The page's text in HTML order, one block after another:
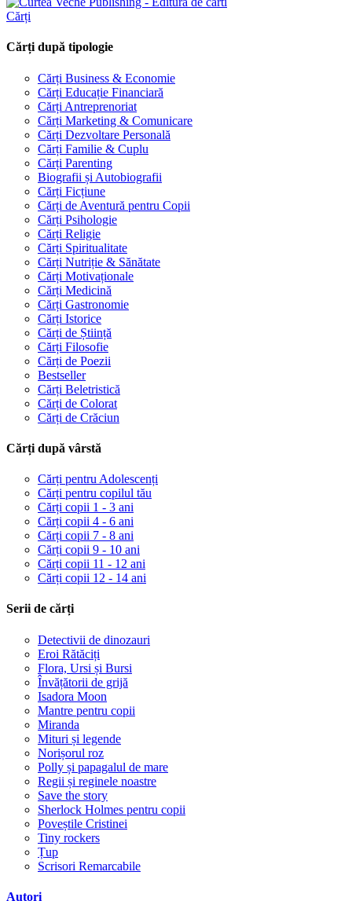
Cărți
Cărți după tipologie
Cărți Business & Economie
Cărți Educație Financiară
Cărți Antreprenoriat
Cărți Marketing & Comunicare
Cărți Dezvoltare Personală
Cărți Familie & Cuplu
Cărți Parenting
Biografii și Autobiografii
Cărți Ficțiune
Cărți de Aventură pentru Copii
Cărți Psihologie
Cărți Religie
Cărți Spiritualitate
Cărți Nutriție & Sănătate
Cărți Motivaționale
Cărți Medicină
Cărți Gastronomie
Cărți Istorice
Cărți de Știință
Cărți Filosofie
Cărți de Poezii
Bestseller
Cărți Beletristică
Cărți de Colorat
Cărți de Crăciun
Cărți după vârstă
Cărți pentru Adolescenți
Cărți pentru copilul tău
Cărți copii 1 - 3 ani
Cărți copii 4 - 6 ani
Cărți copii 7 - 8 ani
Cărți copii 9 - 10 ani
Cărți copii 11 - 12 ani
Cărți copii 12 - 14 ani
Serii de cărți
Detectivii de dinozauri
Eroi Rătăciți
Flora, Ursi și Bursi
Învățătorii de grijă
Isadora Moon
Mantre pentru copii
Miranda
Mituri și legende
Norișorul roz
Polly și papagalul de mare
Regii și reginele noastre
Save the story
Sherlock Holmes pentru copii
Poveștile Cristinei
Tiny rockers
Țup
Scrisori Remarcabile
Autori